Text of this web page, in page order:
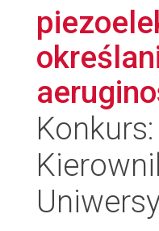
Konkurs: